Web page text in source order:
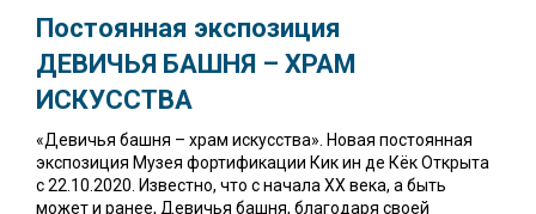
Постоянная экспозиция
ДЕВИЧЬЯ БАШНЯ – ХРАМ
ИСКУССТВА
«Девичья башня – храм искусства». Новая постоянная
экспозиция Музея фортификации Кик ин де Кёк Открыта
с 22.10.2020. Известно, что с начала ХХ века, а быть
может и ранее, Девичья башня, благодаря своей